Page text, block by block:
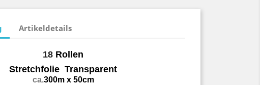
Artikeldetails
18 Rollen
Stretchfolie Transparent
ca.300mx 50cm